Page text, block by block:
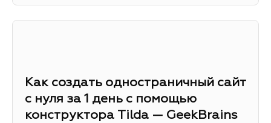
Как создать одностраничный сайт
с нуля за 1 день с помощью
конструктора Tilda — GeekBrains